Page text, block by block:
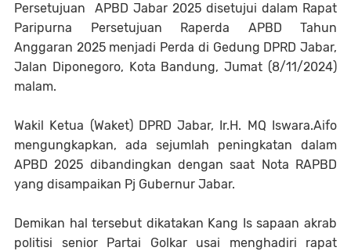
Persetujuan APBD Jabar 2025 disetujui dalam Rapat
Paripurna Persetujuan Raperda APBD Tahun
Anggaran 2025 menjadi Perda di Gedung DPRD Jabar,
Jalan Diponegoro, Kota Bandung, Jumat (8/11/2024)
malam.
Wakil Ketua (Waket) DPRD Jabar, Ir.H. MQ Iswara.Aifo
mengungkapkan, ada sejumlah peningkatan dalam
APBD 2025 dibandingkan dengan saat Nota RAPBD
yang disampaikan Pj Gubernur Jabar.
Demikan hal tersebut dikatakan Kang Is sapaan akrab
politisi senior Partai Golkar usai menghadiri rapat